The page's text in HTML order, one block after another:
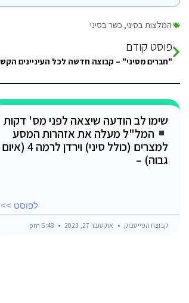
המלצות בסיני, כשר בסיני
פוסט קודם
שימו לב הודעה שיצאה לפני מס' דקות
המל"ל מעלה את אזהרות המסע
למצרים (כולל סיני) וירדן לרמה 4 (איום
גבוה) –
לפוסט >>
קבוצת הפייסבוק אוקטובר 27, 2023